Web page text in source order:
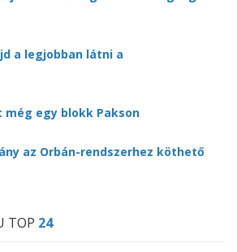
a legjobban látni a
egy blokk Pakson
az Orbán-rendszerhez köthető
TOP 24